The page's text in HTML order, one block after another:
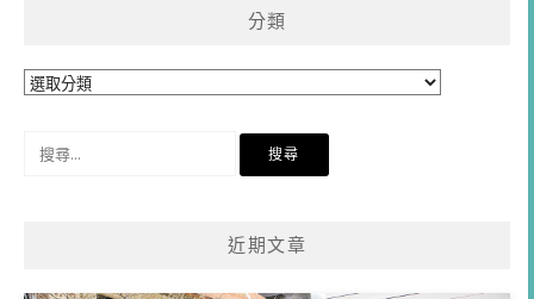
分類
分
近期文章